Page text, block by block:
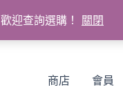
迎查詢選購！ 關閉
商店 會員